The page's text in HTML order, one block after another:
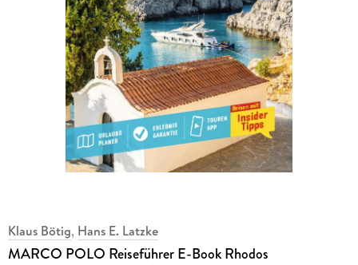
Klaus Bötig, Hans E. Latzke
MARCO POLO Reiseführer E-Book Rhodos